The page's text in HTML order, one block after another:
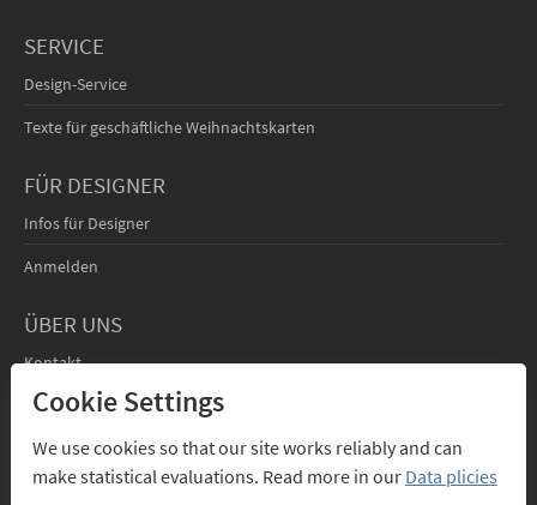
SERVICE
Design-Service
Texte für geschäftliche Weihnachtskarten
FÜR DESIGNER
Infos für Designer
Anmelden
ÜBER UNS
Kontakt
Cookie Settings
We use cookies so that our site works reliably and can
make statistical evaluations. Read more in our Data plicies